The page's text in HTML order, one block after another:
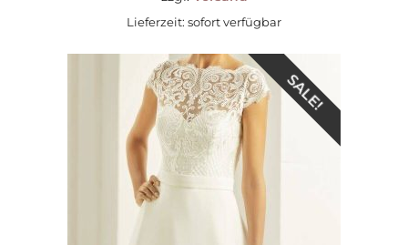
Lieferzeit: sofort verfügbar
SALE!